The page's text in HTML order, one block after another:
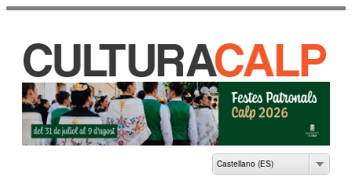
principal
CASA DE CULTURA
JAUME PASTOR I
Castellano (ES)